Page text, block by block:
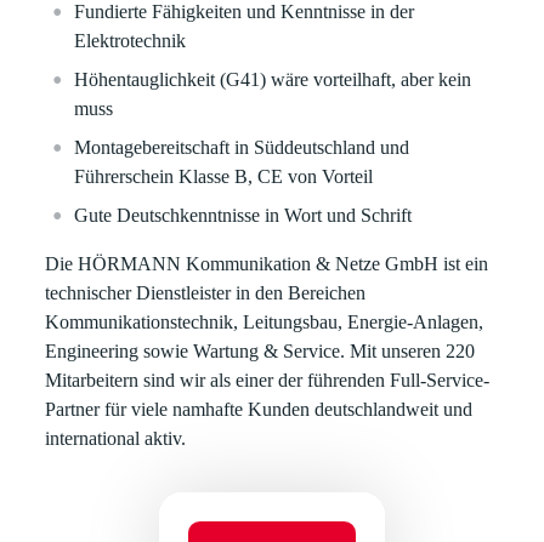
Fundierte Fähigkeiten und Kenntnisse in der
Elektrotechnik
Höhentauglichkeit (G41) wäre vorteilhaft, aber kein
muss
Montagebereitschaft in Süddeutschland und
Führerschein Klasse B, CE von Vorteil
Gute Deutschkenntnisse in Wort und Schrift
Die HÖRMANN Kommunikation & Netze GmbH ist ein
technischerDienstleister in den Bereichen
Kommunikationstechnik, Leitungsbau, Energie-Anlagen,
Engineering sowie Wartung & Service. Mit unseren 220
Mitarbeitern sind wir als einer derführenden Full-Service-
Partner für viele namhafte Kunden deutschlandweit und
international aktiv.